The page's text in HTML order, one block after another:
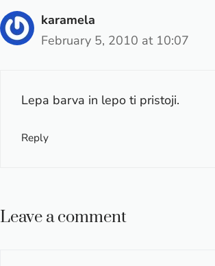
karamela
February 5, 2010 at 10:07
Lepa barva in lepo ti pristoji.
Reply
Leave a comment